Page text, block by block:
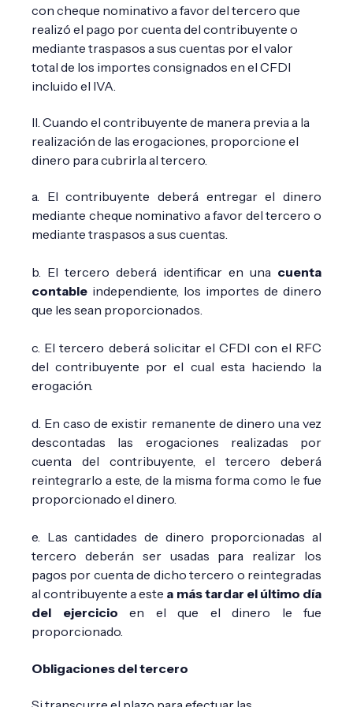
con cheque nominativo a favor del tercero que
realizó el pago por cuenta del contribuyente o
mediante traspasos a sus cuentas por el valor
total de los importes consignados en el CFDI
incluido el IVA.
II. Cuando el contribuyente de manera previa a la
realización de las erogaciones, proporcione el
dinero para cubrirla al tercero.
a. El contribuyente deberá entregar el dinero
mediante cheque nominativo a favor del tercero o
mediante traspasos a sus cuentas.
b. El tercero deberá identificar en una cuenta
contable independiente, los importes de dinero
que les sean proporcionados.
c. El tercero deberá solicitar el CFDI con el RFC
del contribuyente por el cual esta haciendo la
erogación.
d. En caso de existir remanente de dinero una vez
descontadas las erogaciones realizadas por
cuenta del contribuyente, el tercero deberá
reintegrarlo a este, de la misma forma como le fue
proporcionado el dinero.
e. Las cantidades de dinero proporcionadas al
tercero deberán ser usadas para realizar los
pagos por cuenta de dicho tercero o reintegradas
al contribuyente a este a más tardar el último día
del ejercicio en el que el dinero le fue
proporcionado.
Obligaciones del tercero